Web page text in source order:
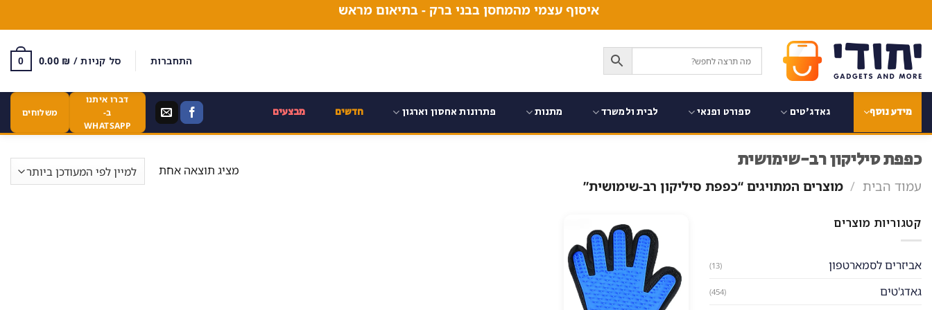
content
איסוף עצמי מהמחסן בבני ברק - בתיאום מראש
התחברות סל קניות / 0.00 ₪
0
מידע נוסף גאדג'טים ספורט ופנאי לבית ולמשרד מתנות פתרונות אחסון וארגון חדשים מבצעים
דברו איתנו
ב-
WHATSAPP
משלוחים
כפפת סיליקון רב-שימושית
עמוד הבית / מוצרים המתויגים “כפפת סיליקון רב-שימושית”
מציג תוצאה אחת
קטגוריות מוצרים
אביזרים לסמארטפון (13)
גאדג'טים (454)